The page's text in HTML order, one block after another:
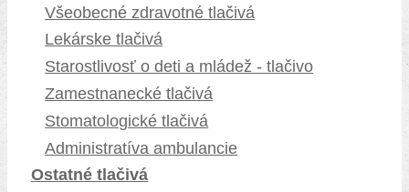
Všeobecné zdravotné tlačivá
Lekárske tlačivá
Starostlivosť o deti a mládež - tlačivo
Zamestnanecké tlačivá
Stomatologické tlačivá
Administratíva ambulancie
Ostatné tlačivá